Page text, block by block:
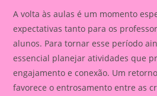
A volta às aulas é um momento
expectativas tanto para os
alunos. Para tornar esse período
essencial planejar atividades que
engajamento e conexão. Um
favorece o entrosamento entre as